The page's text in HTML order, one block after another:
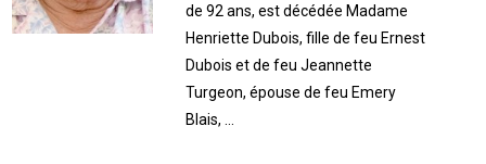
de 92 ans, est décédée Madame
Henriette Dubois, fille de feu Ernest
Dubois et de feu Jeannette
Turgeon, épouse de feu Emery
Blais, ...